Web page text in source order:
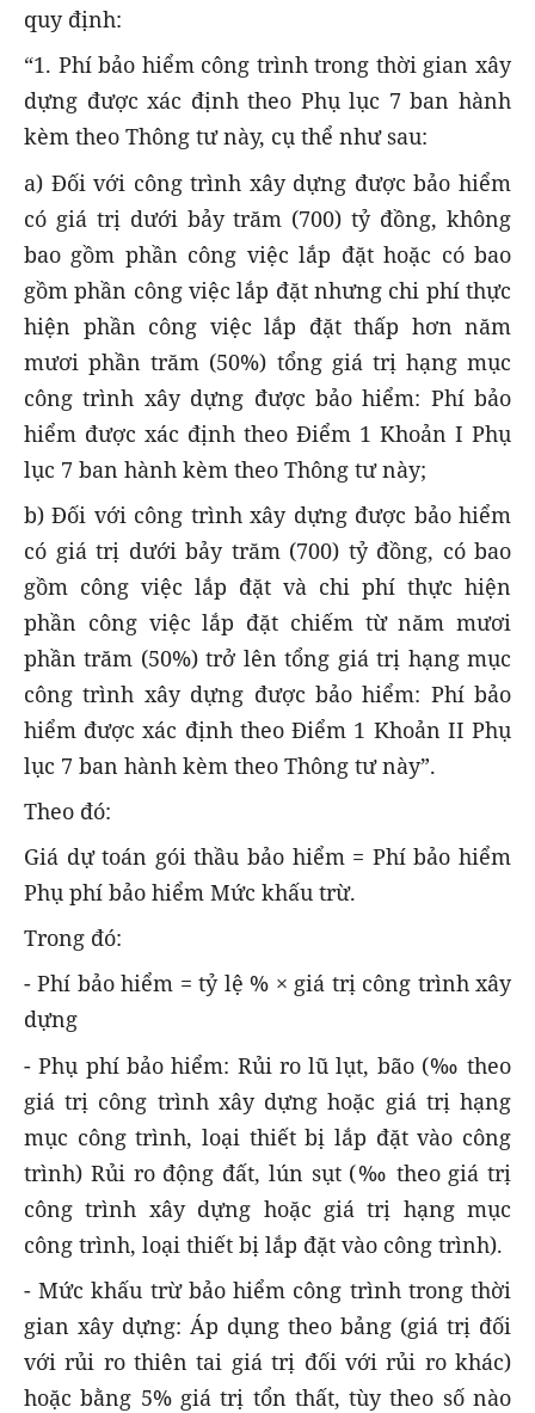
quy định:
“1. Phí bảo hiểm công trình trong thời gian xây
dựng được xác định theo Phụ lục 7 ban hành
kèm theo Thông tư này, cụ thể như sau:
a) Đối với công trình xây dựng được bảo hiểm
có giá trị dưới bảy trăm (700) tỷ đồng, không
bao gồm phần công việc lắp đặt hoặc có bao
gồm phần công việc lắp đặt nhưng chi phí thực
hiện phần công việc lắp đặt thấp hơn năm
mươi phần trăm (50%) tổng giá trị hạng mục
công trình xây dựng được bảo hiểm: Phí bảo
hiểm được xác định theo Điểm 1 Khoản I Phụ
lục 7 ban hành kèm theo Thông tư này;
b) Đối với công trình xây dựng được bảo hiểm
có giá trị dưới bảy trăm (700) tỷ đồng, có bao
gồm công việc lắp đặt và chi phí thực hiện
phần công việc lắp đặt chiếm từ năm mươi
phần trăm (50%) trở lên tổng giá trị hạng mục
công trình xây dựng được bảo hiểm: Phí bảo
hiểm được xác định theo Điểm 1 Khoản II Phụ
lục 7 ban hành kèm theo Thông tư này”.
Theo đó:
Giá dự toán gói thầu bảo hiểm = Phí bảo hiểm
Phụ phí bảo hiểm Mức khấu trừ.
Trong đó:
- Phí bảo hiểm = tỷ lệ % × giá trị công trình xây
dựng
- Phụ phí bảo hiểm: Rủi ro lũ lụt, bão (‰ theo
giá trị công trình xây dựng hoặc giá trị hạng
mục công trình, loại thiết bị lắp đặt vào công
trình) Rủi ro động đất, lún sụt (‰ theo giá trị
công trình xây dựng hoặc giá trị hạng mục
công trình, loại thiết bị lắp đặt vào công trình).
- Mức khấu trừ bảo hiểm công trình trong thời
gian xây dựng: Áp dụng theo bảng (giá trị đối
với rủi ro thiên tai giá trị đối với rủi ro khác)
hoặc bằng 5% giá trị tổn thất, tùy theo số nào